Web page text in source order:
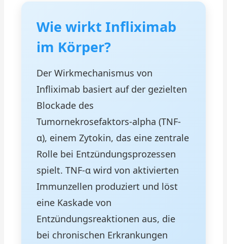
Wie wirkt Infliximab
im Körper?
Der Wirkmechanismus von
Infliximab basiert auf der gezielten
Blockade des
Tumornekrosefaktors-alpha (TNF-
α), einem Zytokin, das eine zentrale
Rolle bei Entzündungsprozessen
spielt. TNF-α wird von aktivierten
Immunzellen produziert und löst
eine Kaskade von
Entzündungsreaktionen aus, die
bei chronischen Erkrankungen